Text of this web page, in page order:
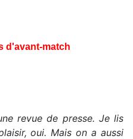
d'avant-match
revue de presse. Je lis
oui. Mais on a aussi